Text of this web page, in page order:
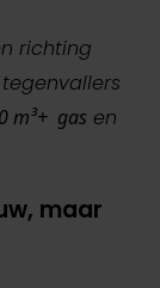
richting
tegenvallers
m³+ gas en
maar